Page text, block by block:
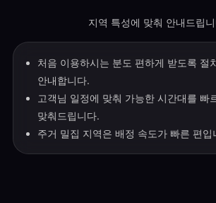
지역 특성에 맞춰 안내드립
처음 이용하시는 분도 편하게 받도록 절
안내합니다.
고객님 일정에 맞춰 가능한 시간대를 빠
맞춰드립니다.
주거 밀집 지역은 배정 속도가 빠른 편입